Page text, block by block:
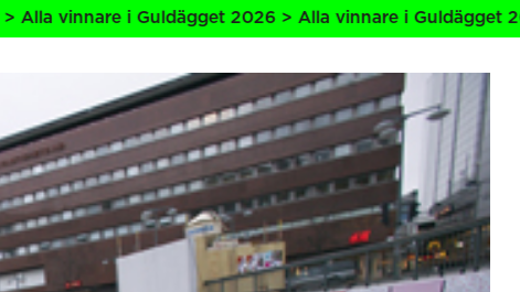
2026 > Alla vinnare i Guldägget 2026 >